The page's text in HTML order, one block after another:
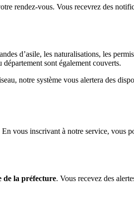
rendez-vous. Vous recevrez des
d’asile, les naturalisations, les
sont également couverts.
notre système vous alertera des
vous inscrivant à notre service, vous
de la préfecture. Vous recevez des